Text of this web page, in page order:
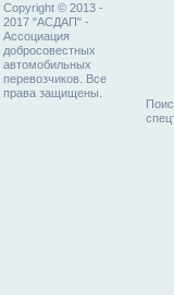
Copyright © 2013 -
2017 "АСДАП" -
Ассоциация
добросовестных
автомобильных
перевозчиков. Все
права защищены.